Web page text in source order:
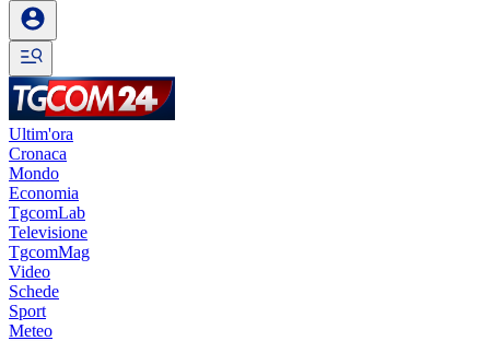
Ultim'ora
Cronaca
Mondo
Economia
TgcomLab
Televisione
TgcomMag
Video
Schede
Sport
Meteo